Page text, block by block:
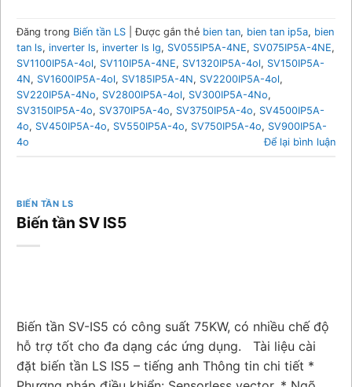
Đăng trong Biến tần LS |Được gắn thẻ bien tan, bien tan ip5a, bien
tan ls, inverter ls, inverter ls lg, SV055IP5A-4NE, SV075IP5A-4NE,
SV1100IP5A-4ol, SV110IP5A-4NE, SV1320IP5A-4ol, SV150IP5A-
4N, SV1600IP5A-4ol, SV185IP5A-4N, SV2200IP5A-4ol,
SV220IP5A-4No, SV2800IP5A-4ol, SV300IP5A-4No,
SV3150IP5A-4o, SV370IP5A-4o, SV3750IP5A-4o, SV4500IP5A-
4o, SV450IP5A-4o, SV550IP5A-4o, SV750IP5A-4o, SV900IP5A-
4o
Để lại bình luận
BIẾN TẦN LS
Biến tần SV IS5
Biến tần SV-IS5 có công suất 75KW, có nhiều chế độ
hỗ trợ tốt cho đa dạng các ứng dụng. Tài liệu cài
đặt biến tần LS IS5 – tiếng anh Thông tin chi tiết *